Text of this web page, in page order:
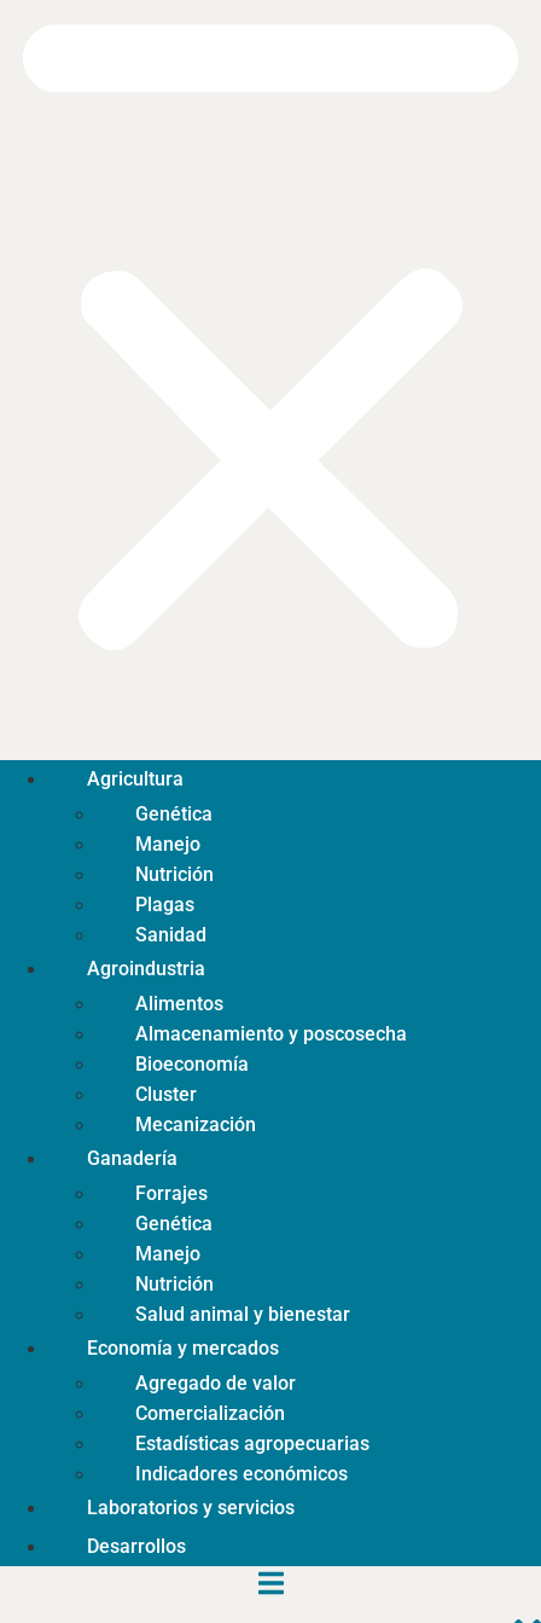
Agricultura
Genética
Manejo
Nutrición
Plagas
Sanidad
Agroindustria
Alimentos
Almacenamiento y poscosecha
Bioeconomía
Cluster
Mecanización
Ganadería
Forrajes
Genética
Manejo
Nutrición
Salud animal y bienestar
Economía y mercados
Agregado de valor
Comercialización
Estadísticas agropecuarias
Indicadores económicos
Laboratorios y servicios
Desarrollos